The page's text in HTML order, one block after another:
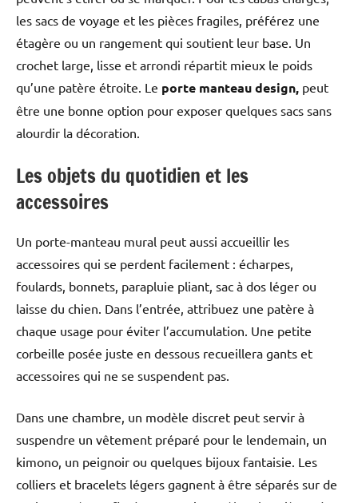
les sacs de voyage et les pièces fragiles, préférez une
étagère ou un rangement qui soutient leur base. Un
crochet large, lisse et arrondi répartit mieux le poids
qu’une patère étroite. Le porte manteau design, peut
être une bonne option pour exposer quelques sacs sans
alourdir la décoration.
Les objets du quotidien et les
accessoires
Un porte-manteau mural peut aussi accueillir les
accessoires qui se perdent facilement : écharpes,
foulards, bonnets, parapluie pliant, sac à dos léger ou
laisse du chien. Dans l’entrée, attribuez une patère à
chaque usage pour éviter l’accumulation. Une petite
corbeille posée juste en dessous recueillera gants et
accessoires qui ne se suspendent pas.
Dans une chambre, un modèle discret peut servir à
suspendre un vêtement préparé pour le lendemain, un
kimono, un peignoir ou quelques bijoux fantaisie. Les
colliers et bracelets légers gagnent à être séparés sur de